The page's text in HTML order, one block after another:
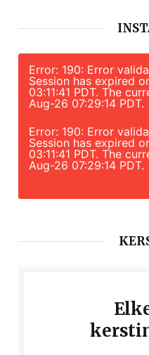
Error: 190: Error
Session has expired
03:11:41 PDT. The
Aug-26 07:29:14 PDT.
Error: 190: Error
Session has expired
03:11:41 PDT. The
Aug-26 07:29:14 PDT.